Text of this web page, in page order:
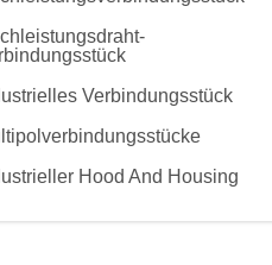
Verbindungsstück
Hood And Housing